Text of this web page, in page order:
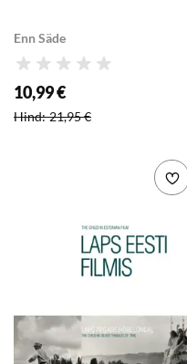
Enn Säde
Hinnang
Soodushind
10,99 €
Hind: 21,95 €